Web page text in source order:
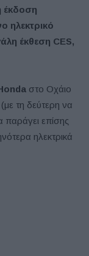
έκδοση
ηλεκτρικό
έκθεση CES,
στο Οχάιο
τη δεύτερη να
παράγει επίσης
ηλεκτρικά